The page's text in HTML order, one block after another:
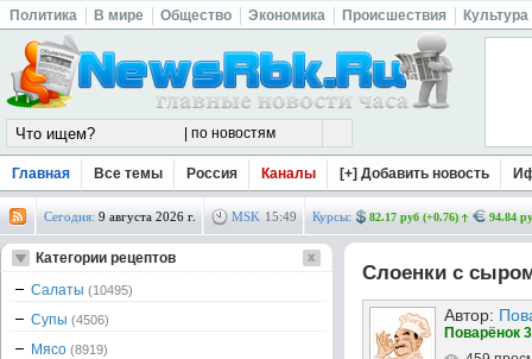
Политика В мире Общество Экономика Происшествия Культура
Главная Все темы Россия Каналы [+] Добавить новость
Сегодня: 9 августа 2026 г. MSK 15:49 Курсы: 82.17 руб (+0.76) 94.84
Слоенки с
Автор:
Поварёнок
Категории рецептов
Салаты (10495)
Супы (4506)
Мясо (8919)